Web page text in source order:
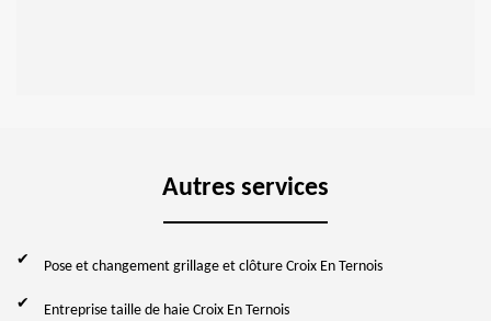
Autres services
Pose et changement grillage et clôture Croix En Ternois
Entreprise taille de haie Croix En Ternois